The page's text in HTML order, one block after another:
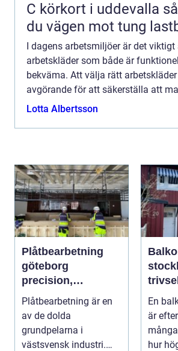
C körkort i uddevalla så planerar
du vägen mot tung
I dagens arbetsmiljöer är det
arbetskläder som både är
bekväma. Att välja rätt
avgörande för att säkerställa att
Lotta Albertsson
Plåtbearbetning
göteborg
precision,
hållbarhet och
smarta lösningar
Plåtbearbetning är en
av de dolda
grundpelarna i
västsvensk industri.
rum
En
är
hur